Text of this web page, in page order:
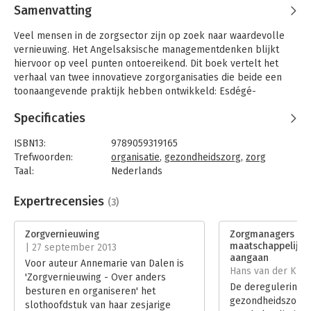
Samenvatting
Veel mensen in de zorgsector zijn op zoek naar waardevolle
vernieuwing. Het Angelsaksische managementdenken blijkt
hiervoor op veel punten ontoereikend. Dit boek vertelt het
verhaal van twee innovatieve zorgorganisaties die beide een
toonaangevende praktijk hebben ontwikkeld: Esdégé-
onderzocht Annemarie van Dalen hoe deze organisaties
en bijeenkomsten, observeerde de raad van bestuur, zocht
externe stakeholders op en sprak met alle betrokkenen over
hun werk.
Het onderzoek onthult organiseerpatronen die passen in een
nieuw tijdsgewricht. Deze laten zien hoe zorgprofessionals,
wars van de doorgeschoten regel- en meetdrift, met
toewijding, trots en met oog voor de kosten hun werk kunnen
organiseren. Daardoor zijn zij in staat de mensen die op zorg
aangewezen zijn als compleet mens te benaderen met oog
voor hun context. Niet de kostenbeheersing, noch de
dominante eisen van de systeemwereld bepalen de wijze
Specificaties
ISBN13:
9789059319165
Trefwoorden:
organisatie, gezondheidszorg, zorg
Taal:
Nederlands
Aantal pagina's:
379
Druk:
Verschijningsdatum:
Hoofdrubriek:
Non-profit
Serie:
Zorginnovatie
Expertrecensies (3)
Zorgvernieuwing
| 27 september 2013
Voor auteur Annemarie van Dalen is
'Zorgvernieuwing - Over anders
besturen en organiseren' het
slothoofdstuk van haar zesjarige
Zorgmanagers
aangaan
Hans van der
De deregulering
gezondheidszorg